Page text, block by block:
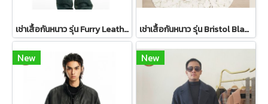
เช่าเสื้อกันหนาว รุ่น Furry Leather Jacket Maillard Brown WINTERCLOTHFA0107 / WINTERCLOTHFA0299 เช่าเสื้อกันหนาว รุ่น Bristol Black Double Breasted Coat 2109GCL1656FABK1
New New